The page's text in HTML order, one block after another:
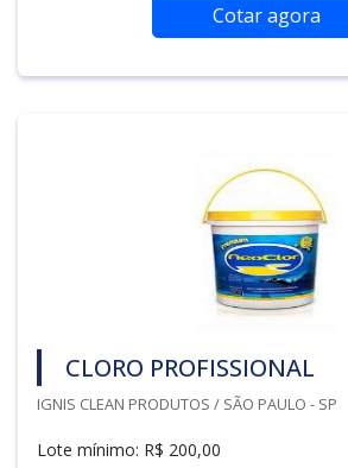
Cotar agora
CLORO PROFISSIONAL
IGNIS CLEAN PRODUTOS / SÃO PAULO - SP
Lote mínimo: R$ 200,00